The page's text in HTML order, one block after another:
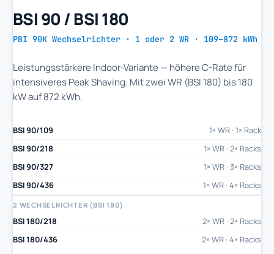
BSI 90 / BSI 180
PBI 90K Wechselrichter · 1 oder 2 WR · 109–872 kWh
Leistungsstärkere Indoor-Variante — höhere C-Rate für
intensiveres Peak Shaving. Mit zwei WR (BSI 180) bis 180
kW auf 872 kWh.
BSI 90/109
1× WR · 1× Rack
BSI 90/218
1× WR · 2× Racks
BSI 90/327
1× WR · 3× Racks
BSI 90/436
1× WR · 4× Racks
2 WECHSELRICHTER (BSI 180)
BSI 180/218
2× WR · 2× Racks
BSI 180/436
2× WR · 4× Racks